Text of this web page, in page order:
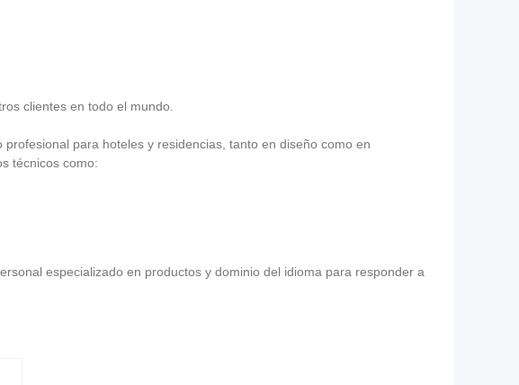
clientes en todo el mundo.
para hoteles y residencias, tanto en diseño como en
técnicos como:
especializado en productos y dominio del idioma para responder a